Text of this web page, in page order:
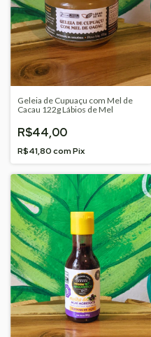
Geleia de Cupuaçu com Mel de
Cacau 122g Lábios de Mel
R$44,00
R$41,80comPix